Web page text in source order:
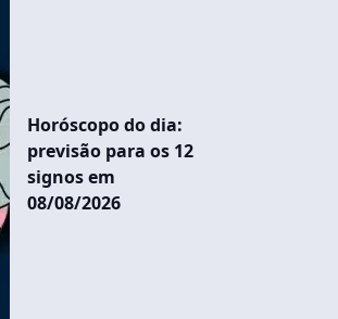
Horóscopo do dia:
previsão para os 12
signos em
08/08/2026